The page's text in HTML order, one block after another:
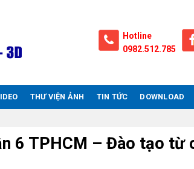
Hotline
0982.512.785
THƯ VIỆN ẢNH TIN TỨC DOWNLOAD
6 TPHCM – Đào tạo từ